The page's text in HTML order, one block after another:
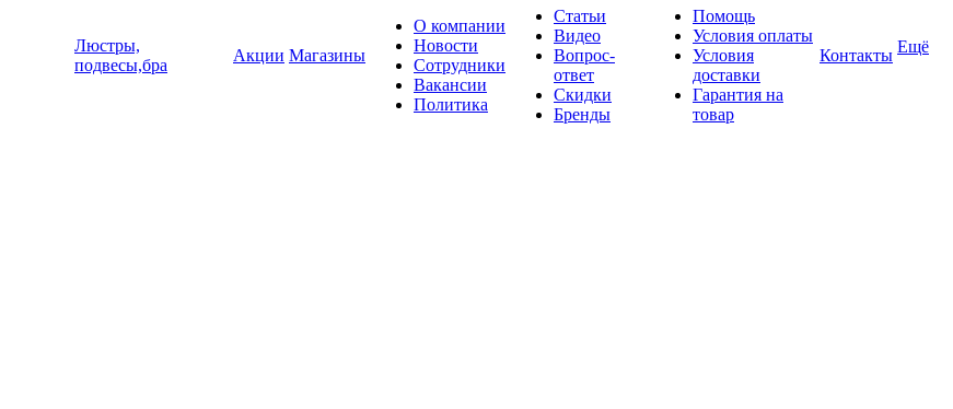
Люстры,
подвесы,бра
Акции Магазины
О компании
Новости
Сотрудники
Вакансии
Политика
Статьи
Видео
Вопрос-
ответ
Скидки
Бренды
Помощь
Условия оплаты
Условия
доставки
Гарантия на
товар
Контакты Ещё